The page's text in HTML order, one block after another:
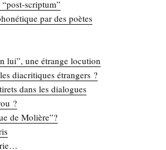
scrip­tum”
par des poètes
lui”, une étrange locution
dia­cri­tiques étrangers ?
dans les dialogues
?
de Molière”?